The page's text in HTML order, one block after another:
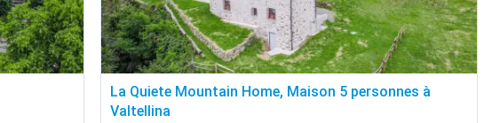
La Quiete Mountain Home, Maison 5 personnes à
Valtellina